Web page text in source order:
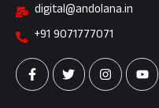
digital@andolana.in
+91 9071777071